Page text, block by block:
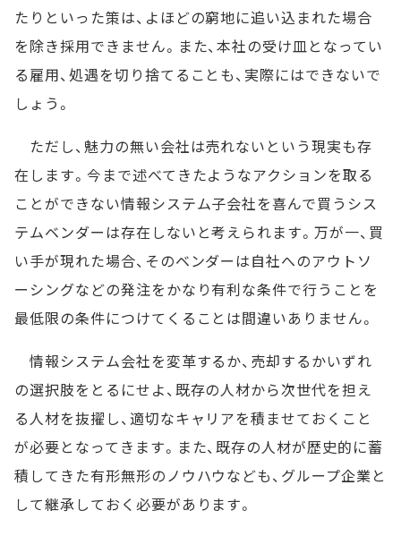
たりといった策は、よほどの窮地に追い込まれた場合
を除き採用できません。また、本社の受け皿となってい
る雇用、処遇を切り捨てることも、実際にはできないで
しょう。
ただし、魅力の無い会社は売れないという現実も存
在します。今まで述べてきたようなアクションを取る
ことができない情報システム子会社を喜んで買うシス
テムベンダーは存在しないと考えられます。万が一、買
い手が現れた場合、そのベンダーは自社へのアウトソ
ーシングなどの発注をかなり有利な条件で行うことを
最低限の条件につけてくることは間違いありません。
情報システム会社を変革するか、売却するかいずれ
の選択肢をとるにせよ、既存の人材から次世代を担え
る人材を抜擢し、適切なキャリアを積ませておくこと
が必要となってきます。また、既存の人材が歴史的に蓄
積してきた有形無形のノウハウなども、グループ企業と
して継承しておく必要があります。